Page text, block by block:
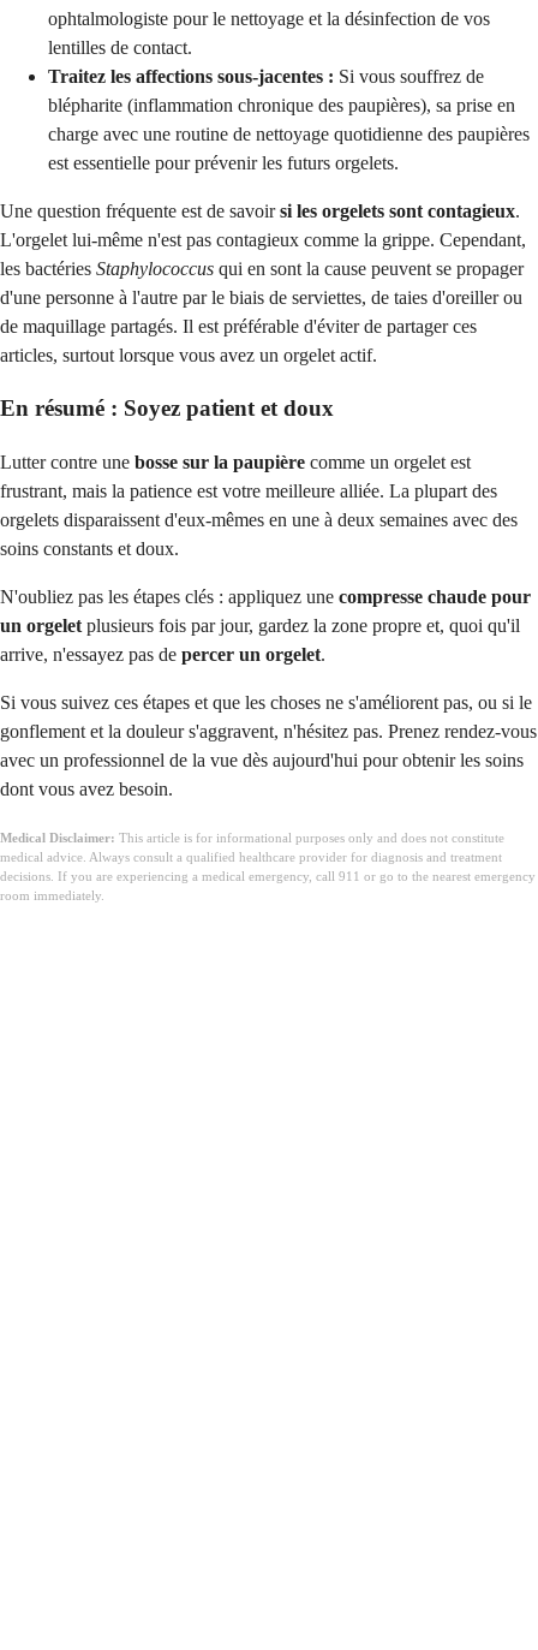
ophtalmologiste pour le nettoyage et la désinfection de vos
lentilles de contact.
Traitez les affections sous-jacentes : Si vous souffrez de
blépharite (inflammation chronique des paupières), sa prise en
charge avec une routine de nettoyage quotidienne des paupières
est essentielle pour prévenir les futurs orgelets.
Une question fréquente est de savoirsi les orgelets sont contagieux.
L'orgelet lui-même n'est pas contagieux comme la grippe. Cependant,
les bactéries Staphylococcus qui en sont la cause peuvent se propager
d'une personne à l'autre par le biais de serviettes, de taies d'oreiller ou
de maquillage partagés. Il est préférable d'éviter de partager ces
articles, surtout lorsque vous avez un orgelet actif.
En résumé : Soyez patient et doux
Lutter contre une bosse sur la paupière comme un orgelet est
frustrant, mais la patience est votre meilleure alliée. La plupart des
orgelets disparaissent d'eux-mêmes en une à deux semaines avec des
soins constants et doux.
N'oubliez pas les étapes clés : appliquez une compresse chaude pour
un orgelet plusieurs fois par jour, gardez la zone propre et, quoi qu'il
arrive, n'essayez pas de percer un orgelet.
Si vous suivez ces étapes et que les choses ne s'améliorent pas, ou si le
gonflement et la douleur s'aggravent, n'hésitez pas. Prenez rendez-vous
avec un professionnel de la vue dès aujourd'hui pour obtenir les soins
dont vous avez besoin.
Medical Disclaimer: This article is for informational purposes only and does not constitute
medical advice. Always consult a qualified healthcare provider for diagnosis and treatment
decisions. If you are experiencing a medical emergency, call 911 or go to the nearest emergency
room immediately.